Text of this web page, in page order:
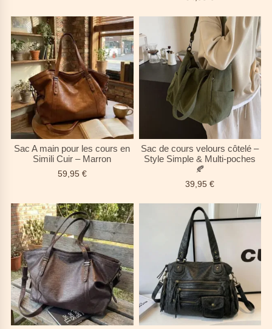
Sac A main pour les cours en
Simili Cuir – Marron
59,95 €
Sac de cours velours côtelé –
Style Simple & Multi-poches
🍂
39,95€